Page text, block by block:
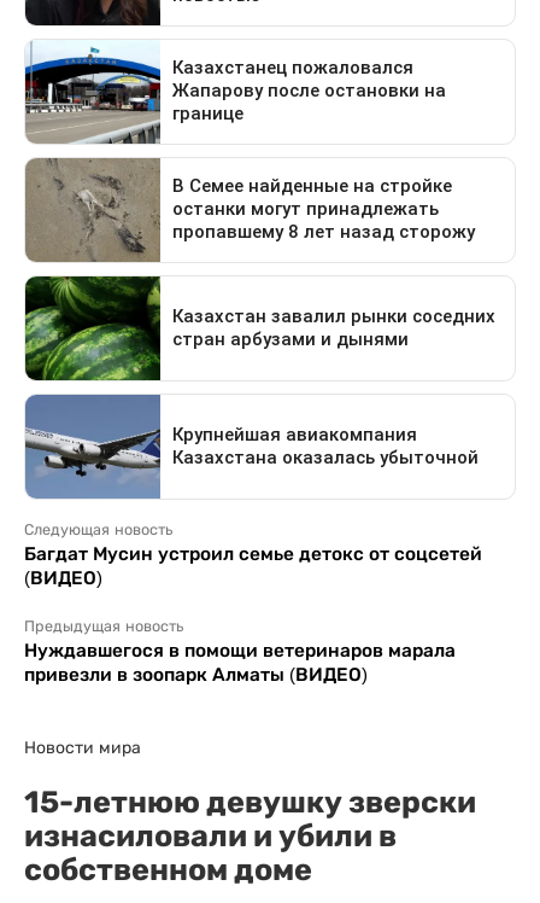
Следующая новость
Багдат Мусин устроил семье детокс от соцсетей
(ВИДЕО)
Предыдущая новость
Нуждавшегося в помощи ветеринаров марала
привезли в зоопарк Алматы (ВИДЕО)
Новости мира
15-летнюю девушку зверски
изнасиловали и убили в
собственном доме